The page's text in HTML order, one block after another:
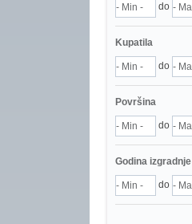
do
Kupatila
do
Površina
do
Godina izgradnje
do